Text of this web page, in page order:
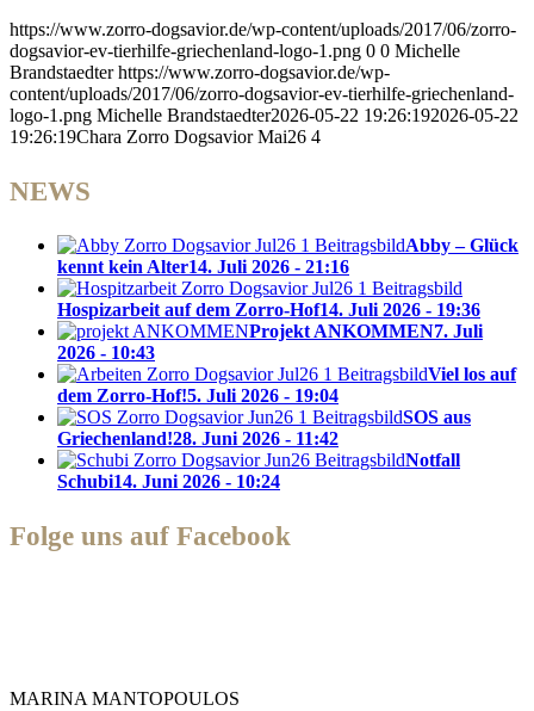
https://www.zorro-dogsavior.de/wp-content/uploads/2017/06/zorro-
dogsavior-ev-tierhilfe-griechenland-logo-1.png 0 0 Michelle
Brandstaedter https://www.zorro-dogsavior.de/wp-
content/uploads/2017/06/zorro-dogsavior-ev-tierhilfe-griechenland-
logo-1.png Michelle Brandstaedter2026-05-22 19:26:192026-05-22
19:26:19Chara Zorro Dogsavior Mai26 4
NEWS
Abby – Glück
kennt kein Alter14. Juli 2026 - 21:16
Hospizarbeit auf dem Zorro-Hof14. Juli 2026 - 19:36
Projekt ANKOMMEN7. Juli
2026 - 10:43
Viel los auf
dem Zorro-Hof!5. Juli 2026 - 19:04
SOS aus
Griechenland!28. Juni 2026 - 11:42
Notfall
Schubi14. Juni 2026 - 10:24
Folge uns auf Facebook
MARINA MANTOPOULOS